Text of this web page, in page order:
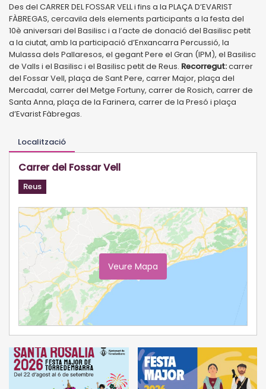
Des del CARRER DEL FOSSAR VELL i fins a la PLAÇA D’EVARIST
FÀBREGAS, cercavila dels elements participants a la festa del
10è aniversari del Basilisc i a l’acte de donació del Basilisc petit
a la ciutat, amb la participació d’Enxancarra Percussió, la
Mulassa dels Pallaresos, el gegant Pere el Gran (IPM), el Basilisc
de Valls i el Basilisc i el Basilisc petit de Reus. Recorregut:carrer
del Fossar Vell, plaça de Sant Pere, carrer Major, plaça del
Mercadal, carrer del Metge Fortuny, carrer de Rosich, carrer de
Santa Anna, plaça de la Farinera, carrer de la Presó i plaça
d’Evarist Fàbregas.
Localització
Carrer del Fossar Vell
Reus
Veure Mapa